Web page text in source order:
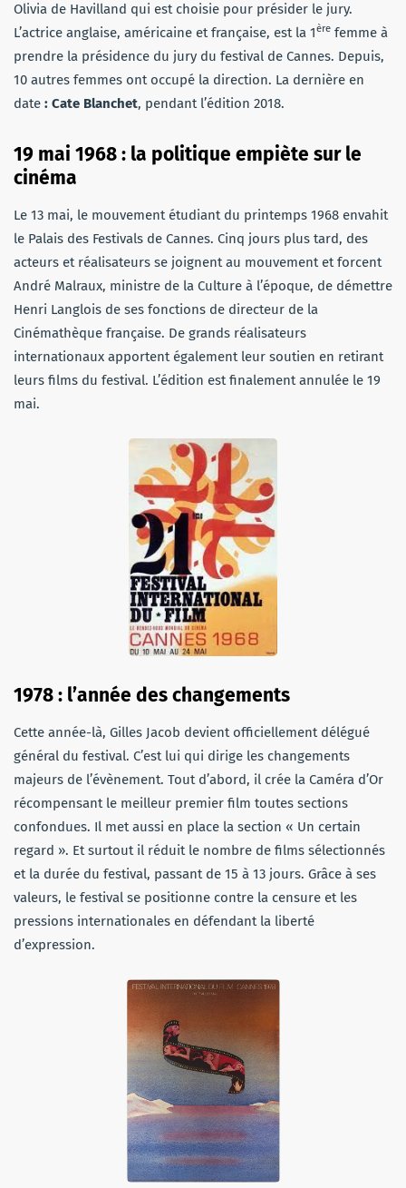
Olivia de Havilland qui est choisie pour présider le jury.
L’actrice anglaise, américaine et française, est la 1ère femme à
prendre la présidence du jury du festival de Cannes. Depuis,
10 autres femmes ont occupé la direction. La dernière en
date : Cate Blanchet, pendant l’édition 2018.
19 mai 1968 : la politique empiète sur le
cinéma
Le 13 mai, le mouvement étudiant du printemps 1968 envahit
le Palais des Festivals de Cannes. Cinq jours plus tard, des
acteurs et réalisateurs se joignent au mouvement et forcent
André Malraux, ministre de la Culture à l’époque, de démettre
Henri Langlois de ses fonctions de directeur de la
Cinémathèque française. De grands réalisateurs
internationaux apportent également leur soutien en retirant
leurs films du festival. L’édition est finalement annulée le 19
mai.
1978 : l’année des changements
Cette année-là, Gilles Jacob devient officiellement délégué
général du festival. C’est lui qui dirige les changements
majeurs de l’évènement. Tout d’abord, il crée la Caméra d’Or
récompensant le meilleur premier film toutes sections
confondues. Il met aussi en place la section « Un certain
regard ». Et surtout il réduit le nombre de films sélectionnés
et la durée du festival, passant de 15 à 13 jours. Grâce à ses
valeurs, le festival se positionne contre la censure et les
pressions internationales en défendant la liberté
d’expression.